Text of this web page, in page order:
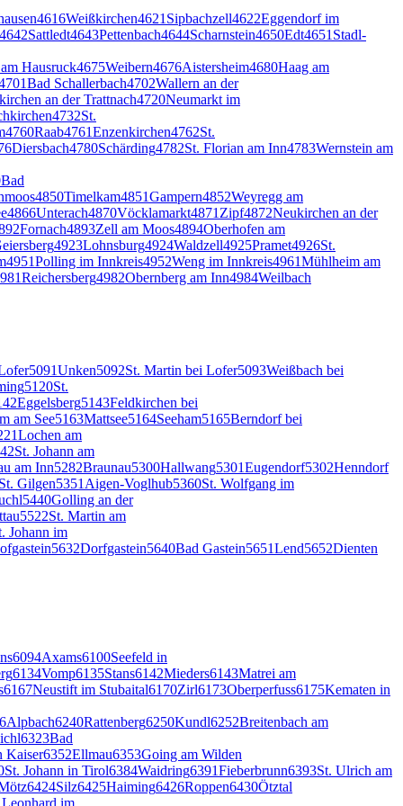
4616Weißkirchen4621 Sipbachzell4622Eggendorf im
4642Sattledt4643Pettenbach4644Scharnstein4650Edt4651 Stadl-
Hausruck4675Weibern4676Aistersheim4680Haag am
Bad Schallerbach4702Wallern an der
an der Trattnach4720Neumarkt im
4732St.
4760Raab4761Enzenkirchen4762St.
Diersbach4780Schärding4782St. Florian am Inn4783Wernstein am
Bad
4850Timelkam4851Gampern4852Weyregg am
4866Unterach4870Vöcklamarkt4871 Zipf4872Neukirchen an der
Fornach4893Zell am Moos4894Oberhofen am
4923Lohnsburg4924Waldzell4925Pramet4926St.
4951Polling im Innkreis4952Weng im Innkreis4961Mühlheim am
Reichersberg4982Obernberg am Inn4984Weilbach
5091Unken5092St. Martin bei Lofer5093Weißbach bei
5120St.
Eggelsberg5143Feldkirchen bei
am See5163Mattsee5164Seeham5165Berndorf bei
Lochen am
St. Johann am
am Inn5282Braunau5300Hallwang5301Eugendorf5302Henndorf
St. Gilgen5351 Aigen-Voglhub5360St. Wolfgang im
5440Golling an der
5522St. Martin am
Johann im
5632Dorfgastein5640Bad Gastein5651Lend5652Dienten
6094Axams6100Seefeld in
6134Vomp6135Stans6142Mieders6143Matrei am
6167Neustift im Stubaital6170Zirl6173Oberperfuss6175Kematen in
Alpbach6240Rattenberg6250Kundl6252Breitenbach am
6323Bad
Kaiser6352Ellmau6353Going am Wilden
St. Johann in Tirol6384Waidring6391Fieberbrunn6393St. Ulrich am
6424Silz6425Haiming6426Roppen6430Ötztal
Leonhard im